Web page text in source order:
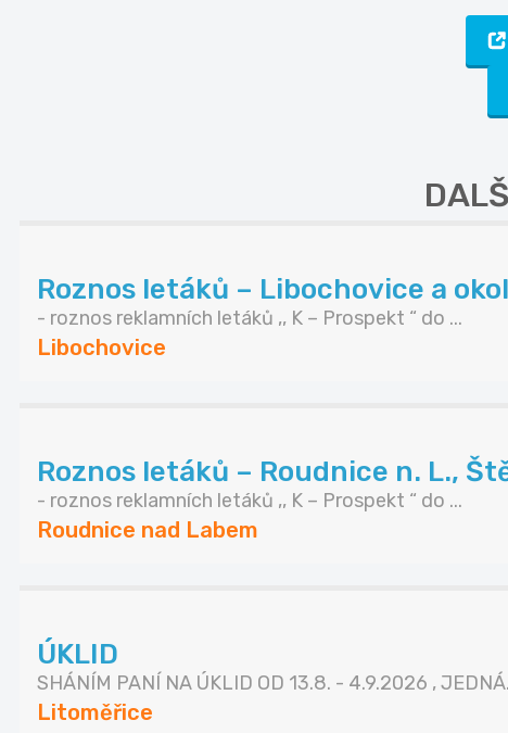
Roznos letáků – Libochovice a
- roznos reklamních letáků ,, K – Prospekt “ do ...
Libochovice
Roznos letáků – Roudnice n. L.,
- roznos reklamních letáků ,, K – Prospekt “ do ...
Roudnice nad Labem
ÚKLID
SHÁNÍM PANÍ NA ÚKLID OD 13.8. - 4.9.2026 ,
Litoměřice